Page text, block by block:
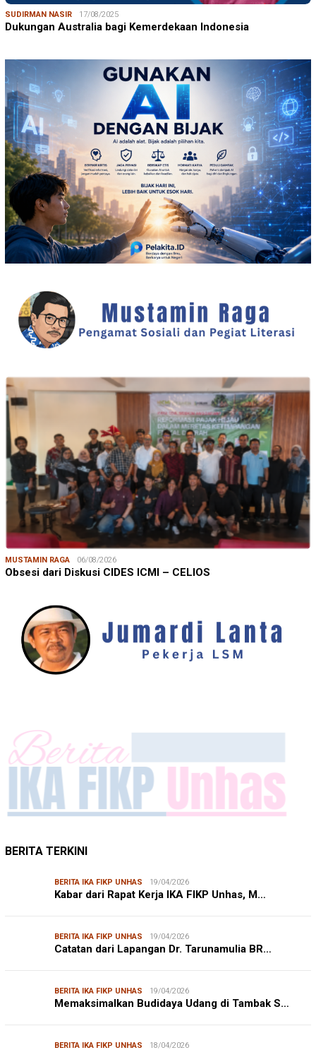
SUDIRMAN NASIR 17/08/2025
Dukungan Australia bagi Kemerdekaan Indonesia
MUSTAMIN RAGA 06/08/2026
Obsesi dari Diskusi CIDES ICMI – CELIOS
JUMARDI LANTA
BERITA TERKINI
BERITA IKA FIKP UNHAS 19/04/2026
Kabar dari Rapat Kerja IKA FIKP Unhas, M…
BERITA IKA FIKP UNHAS 19/04/2026
Catatan dari Lapangan Dr. Tarunamulia BR…
BERITA IKA FIKP UNHAS 19/04/2026
Memaksimalkan Budidaya Udang di Tambak S…
BERITA IKA FIKP UNHAS 18/04/2026